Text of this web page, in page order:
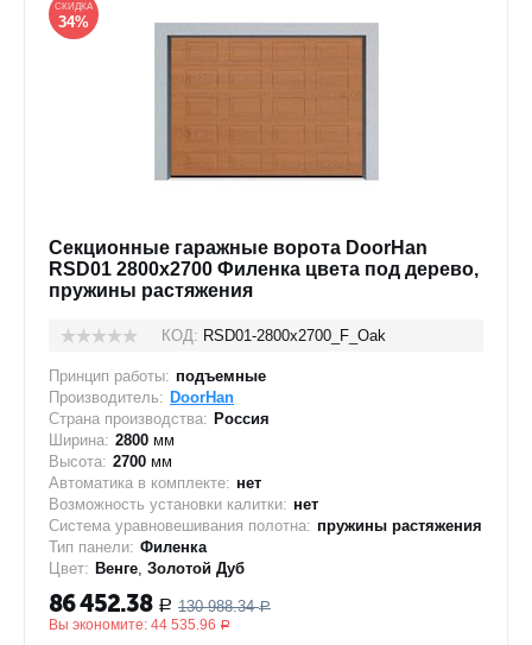
СКИДКА
34%
Секционные гаражные ворота DoorHan
RSD01 2800x2700 Филенка цвета под дерево,
пружины растяжения
КОД: RSD01-2800х2700_F_Oak
Принцип работы: подъемные
Производитель: DoorHan
Страна производства: Россия
Ширина: 2800 мм
Высота: 2700 мм
Автоматика в комплекте: нет
Возможность установки калитки: нет
Система уравновешивания полотна: пружины растяжения
Тип панели: Филенка
Цвет: Венге, Золотой Дуб
86 452.38 Р 130 988.34 Р
Вы экономите: 44 535.96 Р